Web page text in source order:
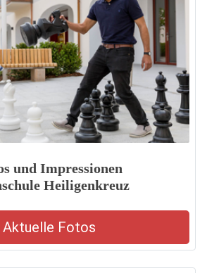
und Impressionen
Heiligenkreuz
Aktuelle Fotos